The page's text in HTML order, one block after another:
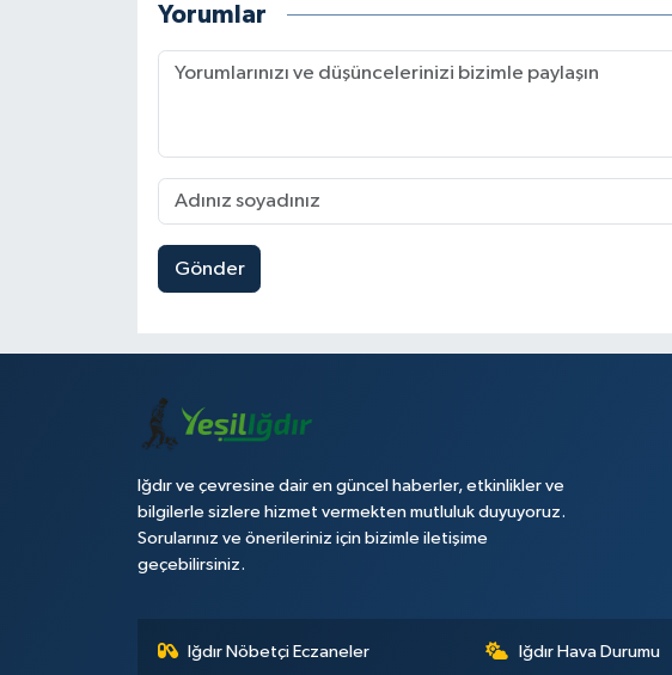
Yorumlar
Gönder
Iğdır ve çevresine dair en güncel haberler, etkinlikler ve
bilgilerle sizlere hizmet vermekten mutluluk duyuyoruz.
Sorularınız ve önerileriniz için bizimle iletişime
geçebilirsiniz.
Iğdır Nöbetçi Eczaneler Iğdır Hava Durumu